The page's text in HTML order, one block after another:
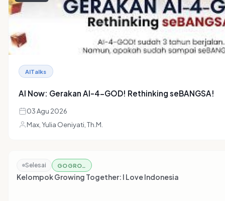
AITalks
AI Now: Gerakan AI-4-GOD! Rethinking seBANGSA!
03 Agu 2026
Max, Yulia Oeniyati, Th.M.
Selesai GOGROW
Kelompok Growing Together: I Love Indonesia